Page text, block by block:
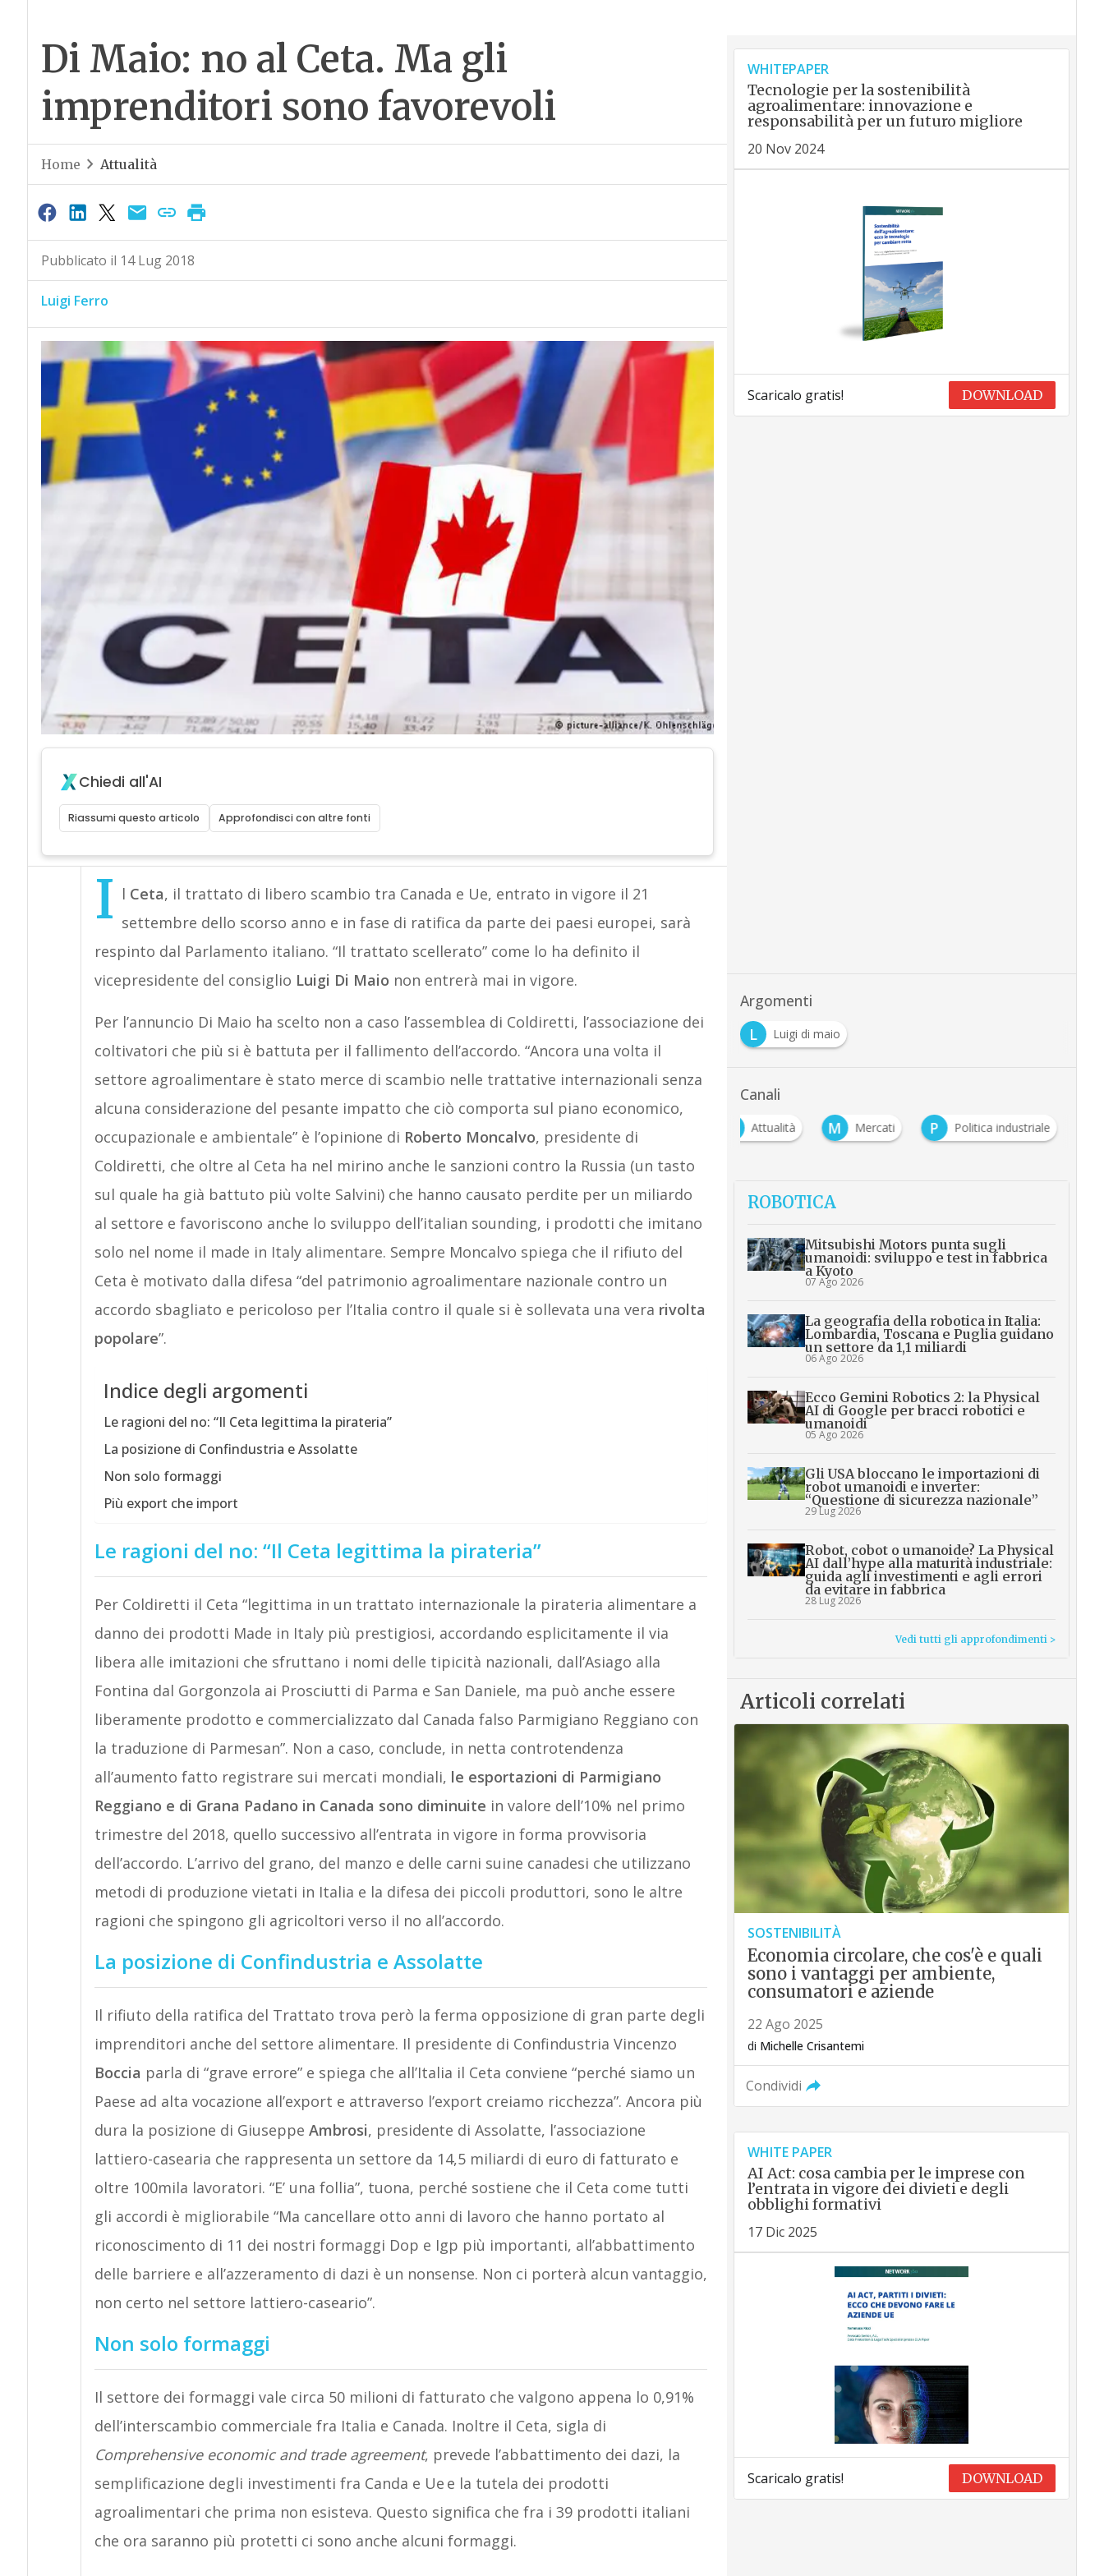
Di Maio: no al Ceta. Ma gli
imprenditori sono favorevoli
Home Attualità
Pubblicato il 14 Lug 2018
Luigi Ferro
Chiedi all'AI
Riassumi questo articolo Approfondisci con altre fonti
I l Ceta, il trattato di libero scambio tra Canada e Ue, entrato in vigore il 21
settembre dello scorso anno e in fase di ratifica da parte dei paesi europei, sarà
respinto dal Parlamento italiano. “Il trattato scellerato” come lo ha definito il
vicepresidente del consiglio Luigi Di Maio non entrerà mai in vigore.
Per l’annuncio Di Maio ha scelto non a caso l’assemblea di Coldiretti, l’associazione dei
coltivatori che più si è battuta per il fallimento dell’accordo. “Ancora una volta il
settore agroalimentare è stato merce di scambio nelle trattative internazionali senza
alcuna considerazione del pesante impatto che ciò comporta sul piano economico,
occupazionale e ambientale” è l’opinione di Roberto Moncalvo, presidente di
Coldiretti, che oltre al Ceta ha nel mirino anche le sanzioni contro la Russia (un tasto
sul quale ha già battuto più volte Salvini) che hanno causato perdite per un miliardo
al settore e favoriscono anche lo sviluppo dell’italian sounding, i prodotti che imitano
solo nel nome il made in Italy alimentare. Sempre Moncalvo spiega che il rifiuto del
Ceta è motivato dalla difesa “del patrimonio agroalimentare nazionale contro un
accordo sbagliato e pericoloso per l’Italia contro il quale si è sollevata una vera rivolta
popolare”.
Indice degli argomenti
Le ragioni del no: “Il Ceta legittima la pirateria”
La posizione di Confindustria e Assolatte
Non solo formaggi
Più export che import
Le ragioni del no: “Il Ceta legittima la pirateria”
Per Coldiretti il Ceta “legittima in un trattato internazionale la pirateria alimentare a
danno dei prodotti Made in Italy più prestigiosi, accordando esplicitamente il via
libera alle imitazioni che sfruttano i nomi delle tipicità nazionali, dall’Asiago alla
Fontina dal Gorgonzola ai Prosciutti di Parma e San Daniele, ma può anche essere
liberamente prodotto e commercializzato dal Canada falso Parmigiano Reggiano con
la traduzione di Parmesan”. Non a caso, conclude, in netta controtendenza
all’aumento fatto registrare sui mercati mondiali, le esportazioni di Parmigiano
Reggiano e di Grana Padano in Canada sono diminuite in valore dell’10% nel primo
trimestre del 2018, quello successivo all’entrata in vigore in forma provvisoria
dell’accordo. L’arrivo del grano, del manzo e delle carni suine canadesi che utilizzano
metodi di produzione vietati in Italia e la difesa dei piccoli produttori, sono le altre
ragioni che spingono gli agricoltori verso il no all’accordo.
La posizione di Confindustria e Assolatte
Il rifiuto della ratifica del Trattato trova però la ferma opposizione di gran parte degli
imprenditori anche del settore alimentare. Il presidente di Confindustria Vincenzo
Boccia parla di “grave errore” e spiega che all’Italia il Ceta conviene “perché siamo un
Paese ad alta vocazione all’export e attraverso l’export creiamo ricchezza”. Ancora più
dura la posizione di Giuseppe Ambrosi, presidente di Assolatte, l’associazione
lattiero-casearia che rappresenta un settore da 14,5 miliardi di euro di fatturato e
oltre 100mila lavoratori. “E’ una follia”, tuona, perché sostiene che il Ceta come tutti
gli accordi è migliorabile “Ma cancellare otto anni di lavoro che hanno portato al
riconoscimento di 11 dei nostri formaggi Dop e Igp più importanti, all’abbattimento
delle barriere e all’azzeramento di dazi è un nonsense. Non ci porterà alcun vantaggio,
non certo nel settore lattiero-caseario”.
Non solo formaggi
Il settore dei formaggi vale circa 50 milioni di fatturato che valgono appena lo 0,91%
dell’interscambio commerciale fra Italia e Canada. Inoltre il Ceta, sigla di
Comprehensive economic and trade agreement, prevede l’abbattimento dei dazi, la
semplificazione degli investimenti fra Canda e Ue e la tutela dei prodotti
agroalimentari che prima non esisteva. Questo significa che fra i 39 prodotti italiani
che ora saranno più protetti ci sono anche alcuni formaggi.
WHITEPAPER
Tecnologie per la sostenibilità
agroalimentare: innovazione e
responsabilità per un futuro migliore
20 Nov 2024
Scaricalo gratis! DOWNLOAD
Argomenti
L
Luigi di maio
Canali
Attualità M Mercati P Politica industriale
ROBOTICA
Mitsubishi Motors punta sugli
umanoidi: sviluppo e test in fabbrica
a Kyoto
07 Ago 2026
La geografia della robotica in Italia:
Lombardia, Toscana e Puglia guidano
un settore da 1,1 miliardi
06 Ago 2026
Ecco Gemini Robotics 2: la Physical
AI di Google per bracci robotici e
umanoidi
05 Ago 2026
Gli USA bloccano le importazioni di
robot umanoidi e inverter:
“Questione di sicurezza nazionale”
29 Lug 2026
Robot, cobot o umanoide? La Physical
AI dall’hype alla maturità industriale:
guida agli investimenti e agli errori
da evitare in fabbrica
28 Lug 2026
Vedi tutti gli approfondimenti >
Articoli correlati
SOSTENIBILITÀ
Economia circolare, che cos'è e quali
sono i vantaggi per ambiente,
consumatori e aziende
22 Ago 2025
di Michelle Crisantemi
Condividi
WHITE PAPER
AI Act: cosa cambia per le imprese con
l’entrata in vigore dei divieti e degli
obblighi formativi
17 Dic 2025
Scaricalo gratis! DOWNLOAD